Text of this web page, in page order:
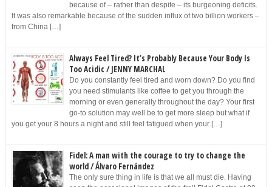
because of – rather than despite – its burgeoning deficits.
It was also remarkable because of the sudden influx of two billion workers –
from China […]
Always Feel Tired? It’s Probably Because Your Body Is
Too Acidic / JENNY MARCHAL
Do you constantly feel tired and worn down? Do you find
you need stimulants like coffee to get you through the
morning or even generally throughout the day? Your first
go-to solution may well be to get more sleep but what if
you get your 8 hours a night and still feel fatigued when your […]
Fidel: A man with the courage to try to change the
world / Álvaro Fernández
The only sure thing in life is that we all must die. Having